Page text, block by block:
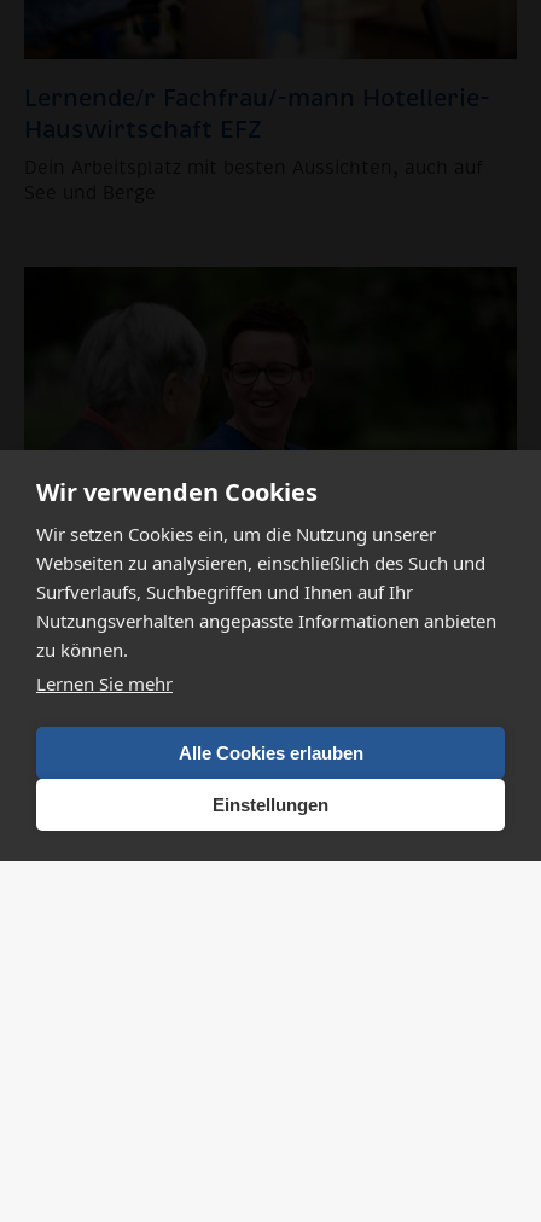
Lernende/r Fachfrau/-mann Hotellerie-
Hauswirtschaft EFZ
Pflegefachperson HF als
Gruppenleitung 80-100%
See und Berge
Wir verwenden Cookies
Wir setzen Cookies ein, um die Nutzung unserer
Webseiten zu analysieren, einschließlich des Such und
Surfverlaufs, Suchbegriffen und Ihnen auf Ihr
Nutzungsverhalten angepasste Informationen anbieten
zu können.
Lernen Sie mehr
Alle Cookies erlauben
Einstellungen